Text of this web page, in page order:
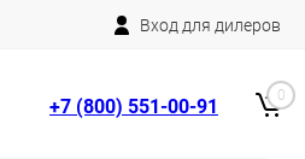
Вход для дилеров
+7 (800) 551-00-91 0